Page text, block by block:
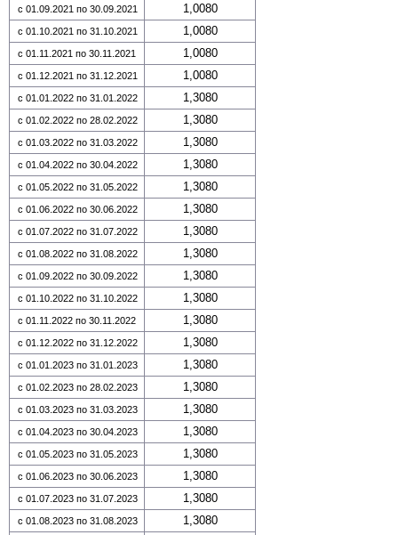
с 01.09.2021 по 30.09.2021 1,0080
с 01.10.2021 по 31.10.2021 1,0080
с 01.11.2021 по 30.11.2021 1,0080
с 01.12.2021 по 31.12.2021 1,0080
с 01.01.2022 по 31.01.2022 1,3080
с 01.02.2022 по 28.02.2022 1,3080
с 01.03.2022 по 31.03.2022 1,3080
с 01.04.2022 по 30.04.2022 1,3080
с 01.05.2022 по 31.05.2022 1,3080
с 01.06.2022 по 30.06.2022 1,3080
с 01.07.2022 по 31.07.2022 1,3080
с 01.08.2022 по 31.08.2022 1,3080
с 01.09.2022 по 30.09.2022 1,3080
с 01.10.2022 по 31.10.2022 1,3080
с 01.11.2022 по 30.11.2022 1,3080
с 01.12.2022 по 31.12.2022 1,3080
с 01.01.2023 по 31.01.2023 1,3080
с 01.02.2023 по 28.02.2023 1,3080
с 01.03.2023 по 31.03.2023 1,3080
с 01.04.2023 по 30.04.2023 1,3080
с 01.05.2023 по 31.05.2023 1,3080
с 01.06.2023 по 30.06.2023 1,3080
с 01.07.2023 по 31.07.2023 1,3080
с 01.08.2023 по 31.08.2023 1,3080